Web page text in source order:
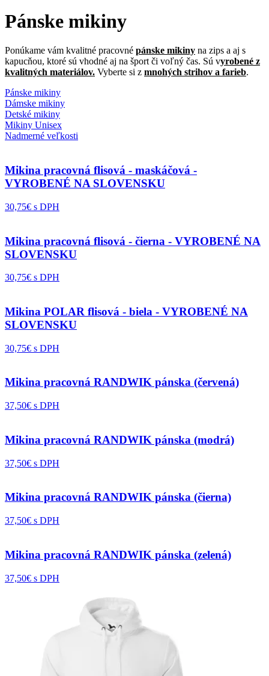
Pánske mikiny
Ponúkame vám kvalitné pracovné pánske mikiny na zips a aj s
kapucňou, ktoré sú vhodné aj na šport či voľný čas. Sú vyrobené z
kvalitných materiálov. Vyberte si z mnohých strihov a farieb.
Pánske mikiny
Dámske mikiny
Detské mikiny
Mikiny Unisex
Nadmerné veľkosti
Mikina pracovná flisová - maskáčová -
VYROBENÉ NA SLOVENSKU
30,75€ s DPH
Mikina pracovná flisová - čierna - VYROBENÉ NA
SLOVENSKU
30,75€ s DPH
Mikina POLAR flisová - biela - VYROBENÉ NA
SLOVENSKU
30,75€ s DPH
Mikina pracovná RANDWIK pánska (červená)
37,50€ s DPH
Mikina pracovná RANDWIK pánska (modrá)
37,50€ s DPH
Mikina pracovná RANDWIK pánska (čierna)
37,50€ s DPH
Mikina pracovná RANDWIK pánska (zelená)
37,50€ s DPH